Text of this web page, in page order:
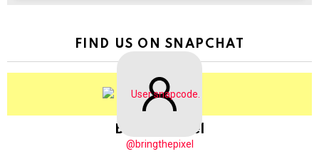
FIND US ON SNAPCHAT
BringThePixel
@bringthepixel